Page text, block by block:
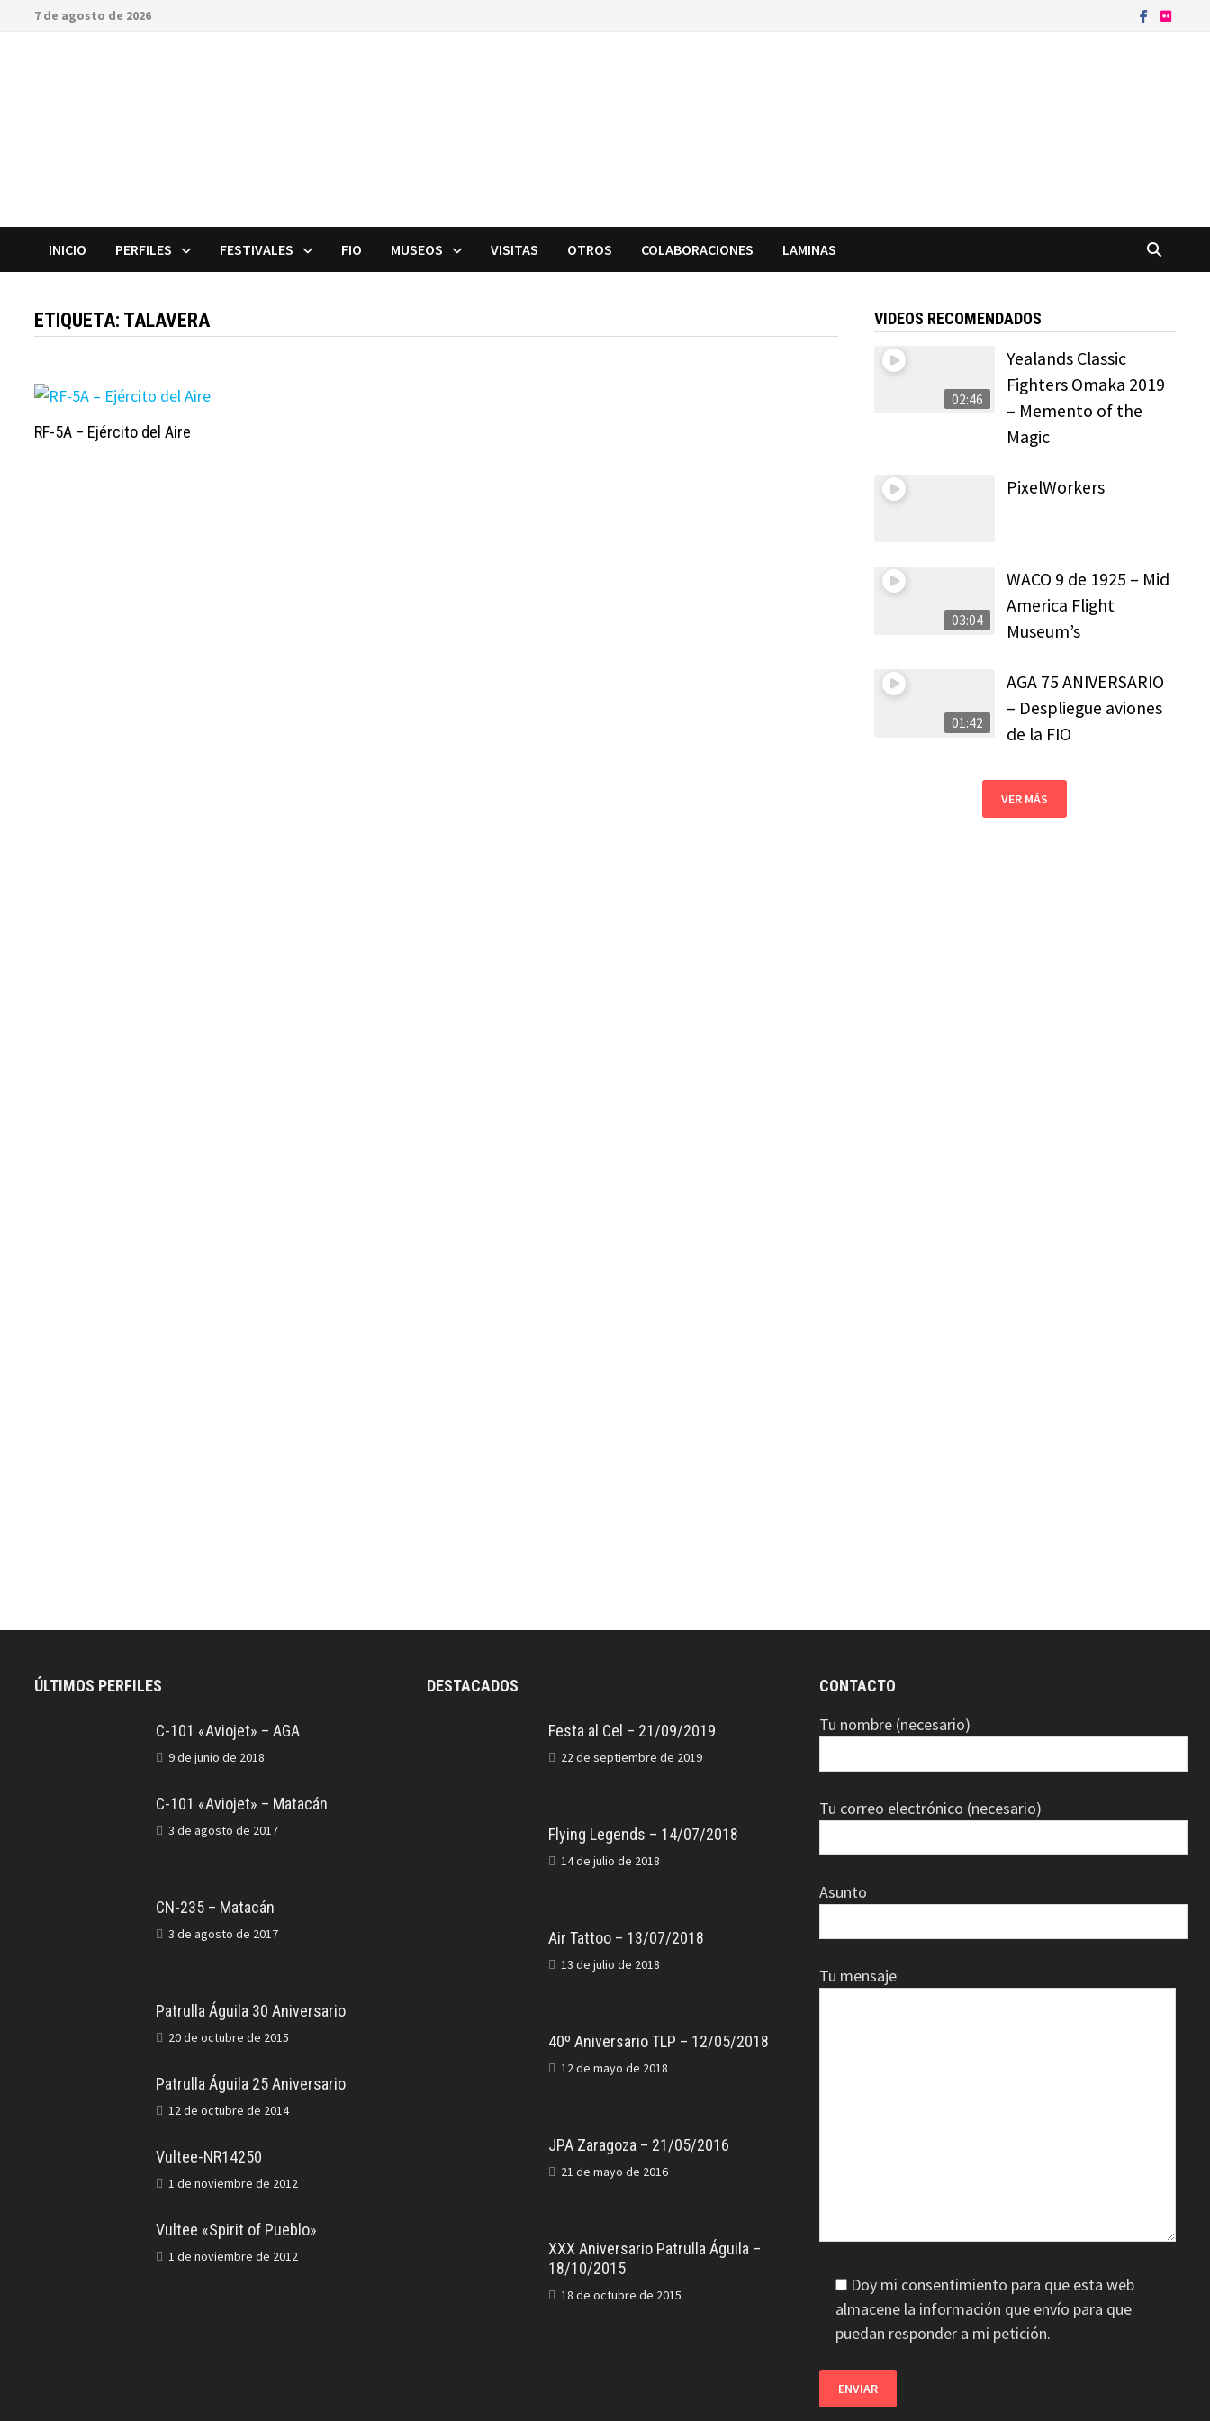
Saltar7 de agosto de 2026
INICIO PERFILES FESTIVALES FIO MUSEOS VISITAS OTROS COLABORACIONES LAMINAS
ETIQUETA: TALAVERA
RF-5A – Ejército del Aire
VIDEOS RECOMENDADOS
02:46
Yealands Classic
Fighters Omaka 2019
– Memento of the
Magic
PixelWorkers
03:04
WACO 9 de 1925 – Mid
America Flight
Museum’s
01:42
AGA 75 ANIVERSARIO
– Despliegue aviones
de la FIO
VER MÁS
ÚLTIMOS PERFILES
C-101 «Aviojet» – AGA
9 de junio de 2018
C-101 «Aviojet» – Matacán
3 de agosto de 2017
CN-235 – Matacán
3 de agosto de 2017
Patrulla Águila 30 Aniversario
20 de octubre de 2015
Patrulla Águila 25 Aniversario
12 de octubre de 2014
Vultee-NR14250
1 de noviembre de 2012
Vultee «Spirit of Pueblo»
1 de noviembre de 2012
DESTACADOS
Festa al Cel – 21/09/2019
22 de septiembre de 2019
Flying Legends – 14/07/2018
14 de julio de 2018
Air Tattoo – 13/07/2018
13 de julio de 2018
40º Aniversario TLP – 12/05/2018
12 de mayo de 2018
JPA Zaragoza – 21/05/2016
21 de mayo de 2016
XXX Aniversario Patrulla Águila –
18/10/2015
18 de octubre de 2015
CONTACTO
Tu nombre (necesario)
Tu correo electrónico (necesario)
Asunto
Tu mensaje
Doy mi consentimiento para que esta web
almacene la información que envío para que
puedan responder a mi petición.